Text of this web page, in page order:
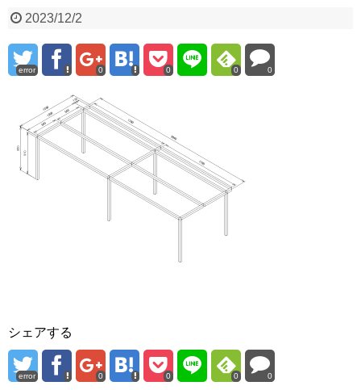
2023/12/2
error 0 0 0 0
シェアする
error 0 0 0 0